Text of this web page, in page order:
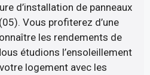
d’installation de panneaux
Vous profiterez d’une
les rendements de
étudions l’ensoleillement
logement avec les